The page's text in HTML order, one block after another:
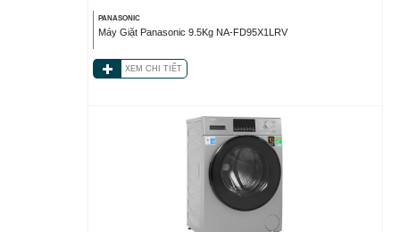
PANASONIC
Máy Giặt Panasonic 9.5Kg NA-FD95X1LRV
XEM CHI TIẾT